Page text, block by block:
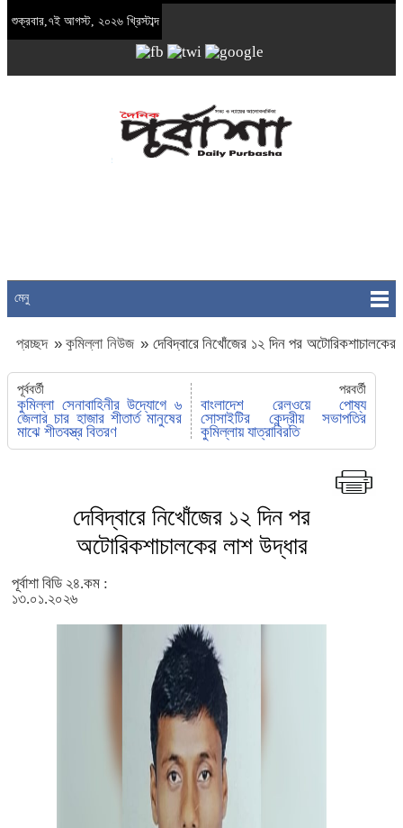
শুক্রবার,৭ই আগস্ট, ২০২৬ খ্রিস্টাব্দ
মেনু
প্রচ্ছদ » কুমিল্লা নিউজ »দেবিদ্বারে নিখোঁজের ১২ দিন পর অটোরিকশাচালকের
লাশ উদ্ধার
পূর্ববর্তী
কুমিল্লা সেনাবাহিনীর উদ্যোগে ৬
জেলার চার হাজার শীতার্ত মানুষের
মাঝে শীতবস্ত্র বিতরণ
পরবর্তী
বাংলাদেশ রেলওয়ে পোষ্য
সোসাইটির কেন্দ্রীয় সভাপতির
কুমিল্লায় যাত্রাবিরতি
দেবিদ্বারে নিখোঁজের ১২ দিন পর
অটোরিকশাচালকের লাশ উদ্ধার
পূর্বাশা বিডি ২৪.কম :
১৩.০১.২০২৬